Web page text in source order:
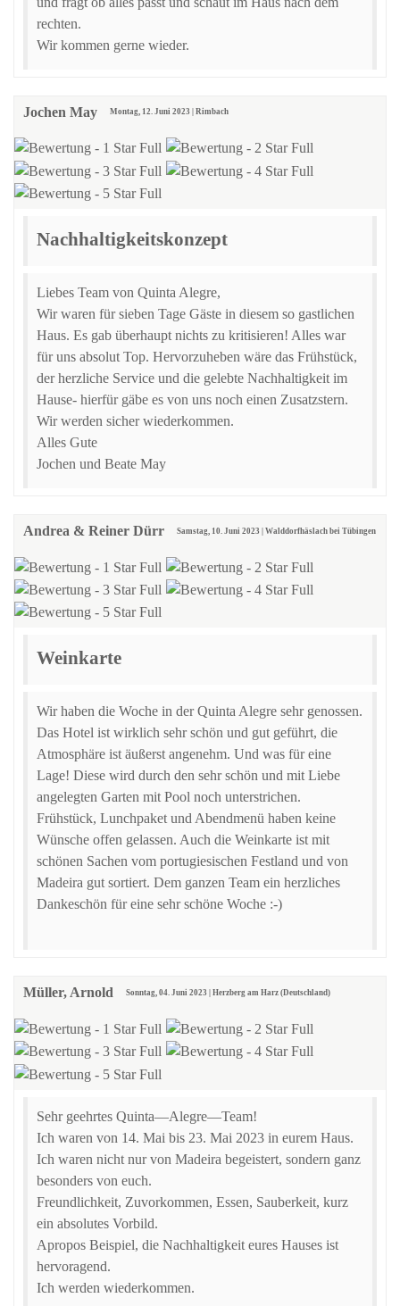
rechten.
Wir kommen gerne wieder.
Jochen May Montag, 12. Juni 2023 | Rimbach
Nachhaltigkeitskonzept
Liebes Team von Quinta Alegre,
Wir waren für sieben Tage Gäste in diesem so gastlichen
Haus. Es gab überhaupt nichts zu kritisieren! Alles war
für uns absolut Top. Hervorzuheben wäre das Frühstück,
der herzliche Service und die gelebte Nachhaltigkeit im
Hause- hierfür gäbe es von uns noch einen Zusatzstern.
Wir werden sicher wiederkommen.
Alles Gute
Jochen und Beate May
Andrea & Reiner Dürr Samstag, 10. Juni 2023 | Walddorfhäslach bei Tübingen
Weinkarte
Wir haben die Woche in der Quinta Alegre sehr genossen.
Das Hotel ist wirklich sehr schön und gut geführt, die
Atmosphäre ist äußerst angenehm. Und was für eine
Lage! Diese wird durch den sehr schön und mit Liebe
angelegten Garten mit Pool noch unterstrichen.
Frühstück, Lunchpaket und Abendmenü haben keine
Wünsche offen gelassen. Auch die Weinkarte ist mit
schönen Sachen vom portugiesischen Festland und von
Madeira gut sortiert. Dem ganzen Team ein herzliches
Dankeschön für eine sehr schöne Woche :-)
Müller, Arnold Sonntag, 04. Juni 2023 | Herzberg am Harz (Deutschland)
Sehr geehrtes Quinta—Alegre—Team!
Ich waren von 14. Mai bis 23. Mai 2023 in eurem Haus.
Ich waren nicht nur von Madeira begeistert, sondern ganz
besonders von euch.
Freundlichkeit, Zuvorkommen, Essen, Sauberkeit, kurz
ein absolutes Vorbild.
Apropos Beispiel, die Nachhaltigkeit eures Hauses ist
hervoragend.
Ich werden wiederkommen.